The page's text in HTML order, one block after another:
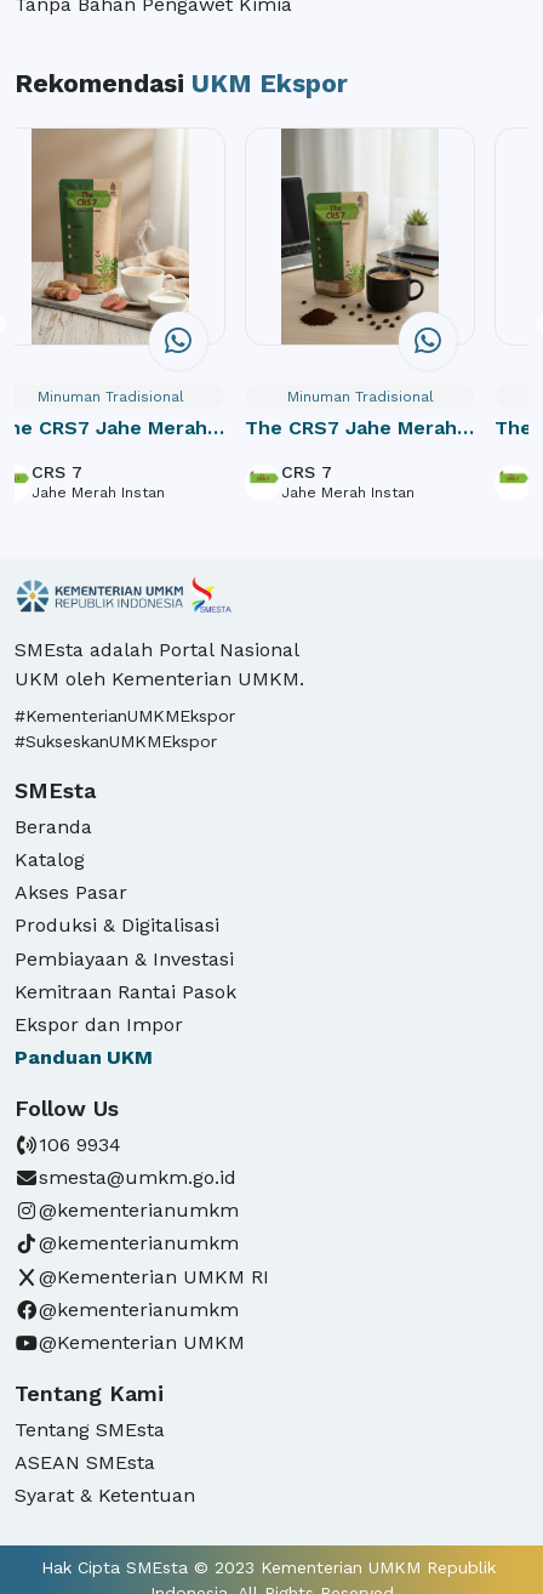
Rekomendasi UKM Ekspor
Minuman Tradisional
CRS7 Jahe Merah
CRS 7
Jahe Merah Instan
Minuman Tradisional
The CRS7 Jahe Merah
CRS 7
Jahe Merah Instan
The
SMEsta adalah Portal Nasional
UKM oleh Kementerian UMKM.
#KementerianUMKMEkspor
#SukseskanUMKMEkspor
SMEsta
Beranda
Katalog
Akses Pasar
Produksi & Digitalisasi
Pembiayaan & Investasi
Kemitraan Rantai Pasok
Ekspor dan Impor
Panduan UKM
Follow Us
106 9934
smesta@umkm.go.id
@kementerianumkm
@kementerianumkm
@Kementerian UMKM RI
@kementerianumkm
@Kementerian UMKM
Tentang Kami
Tentang SMEsta
ASEAN SMEsta
Syarat & Ketentuan
Hak Cipta SMEsta © 2023 Kementerian UMKM Republik